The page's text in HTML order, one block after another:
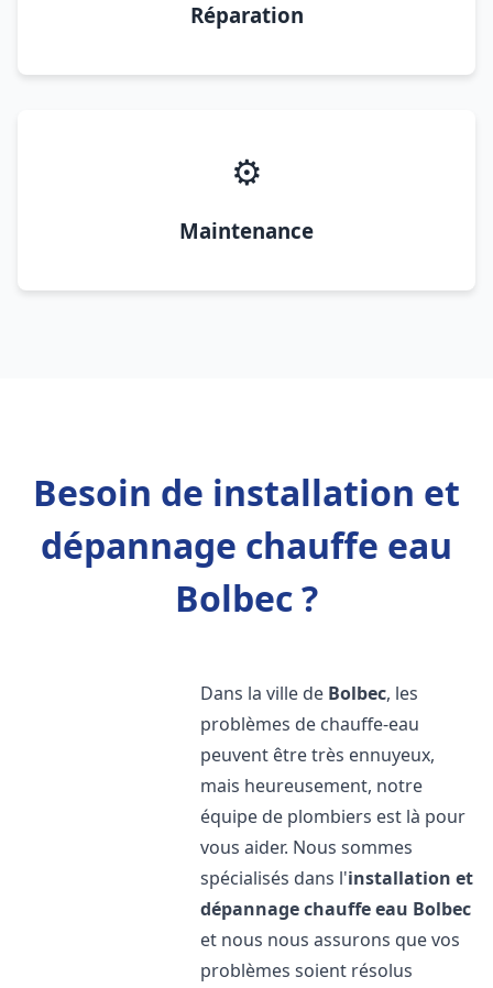
Réparation
⚙️
Maintenance
Besoin de installation et
dépannage chauffe eau
Bolbec ?
Dans la ville de Bolbec, les
problèmes de chauffe-eau
peuvent être très ennuyeux,
mais heureusement, notre
équipe de plombiers est là pour
vous aider. Nous sommes
spécialisés dans l'installation et
dépannage chauffe eau Bolbec
et nous nous assurons que vos
problèmes soient résolus